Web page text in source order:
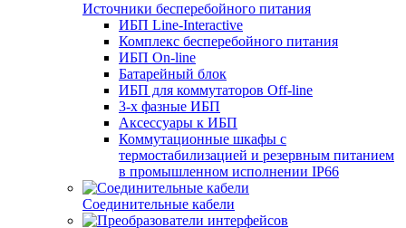
Источники бесперебойного питания
ИБП Line-Interactive
Комплекс бесперебойного питания
ИБП On-line
Батарейный блок
ИБП для коммутаторов Off-line
3-х фазные ИБП
Аксессуары к ИБП
Коммутационные шкафы с
термостабилизацией и резервным питанием
в промышленном исполнении IP66
Соединительные кабели